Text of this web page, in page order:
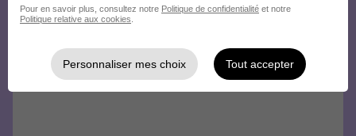
Pour en savoir plus, consultez notre Politique de confidentialité et notre
Politique relative aux cookies
Personnaliser mes choix Tout accepter